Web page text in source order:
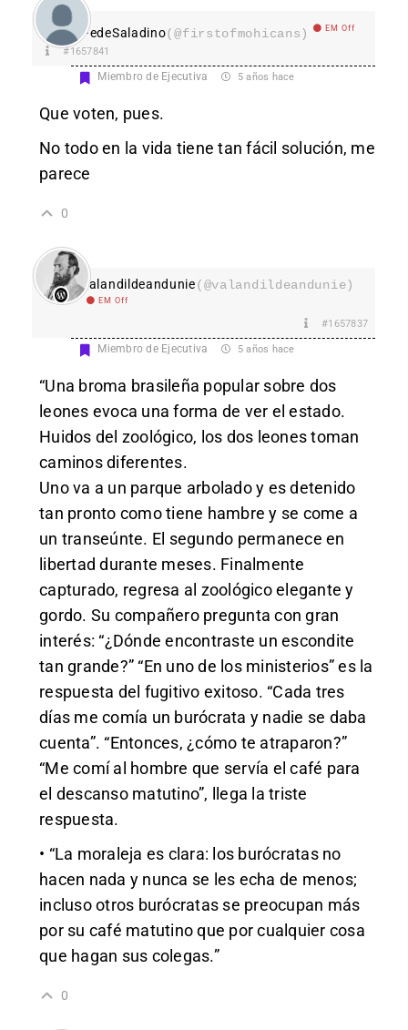
FedeSaladino(@firstofmohicans) EM Off
#1657841
Miembro de Ejecutiva 5 años hace
Que voten, pues.
No todo en la vida tiene tan fácil solución, me
parece
0
valandildeandunie(@valandildeandunie)
EM Off
#1657837
Miembro de Ejecutiva 5 años hace
“Una broma brasileña popular sobre dos
leones evoca una forma de ver el estado.
Huidos del zoológico, los dos leones toman
caminos diferentes.
Uno va a un parque arbolado y es detenido
tan pronto como tiene hambre y se come a
un transeúnte. El segundo permanece en
libertad durante meses. Finalmente
capturado, regresa al zoológico elegante y
gordo. Su compañero pregunta con gran
interés: “¿Dónde encontraste un escondite
tan grande?” “En uno de los ministerios” es la
respuesta del fugitivo exitoso. “Cada tres
días me comía un burócrata y nadie se daba
cuenta”. “Entonces, ¿cómo te atraparon?”
“Me comí al hombre que servía el café para
el descanso matutino”, llega la triste
respuesta.
• “La moraleja es clara: los burócratas no
hacen nada y nunca se les echa de menos;
incluso otros burócratas se preocupan más
por su café matutino que por cualquier cosa
que hagan sus colegas.”
0